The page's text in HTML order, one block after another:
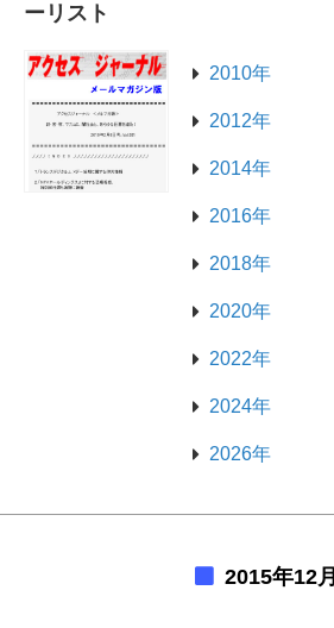
ーリスト
2010年
2012年
2014年
2016年
2018年
2020年
2022年
2024年
2026年
2015年12月